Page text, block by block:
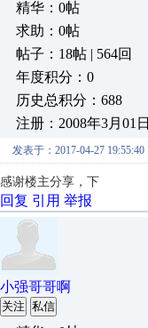
精华：0帖
求助：0帖
帖子：18帖 | 564回
年度积分：0
历史总积分：688
注册：2008年3月01日
发表于：2017-04-27 19:55:40
感谢楼主分享，下
回复 引用 举报
小强哥哥啊
关注 私信